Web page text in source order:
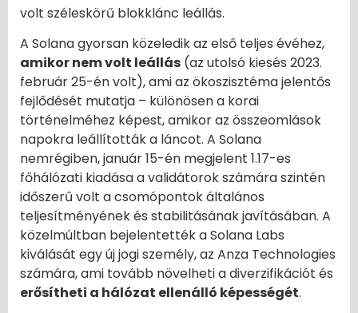
volt széleskörű blokklánc leállás.
A Solana gyorsan közeledik az első teljes évéhez,
amikor nem volt leállás (az utolsó kiesés 2023.
február 25-én volt), ami az ökoszisztéma jelentős
fejlődését mutatja – különösen a korai
történelméhez képest, amikor az összeomlások
napokra leállították a láncot. A Solana
nemrégiben, január 15-én megjelent 1.17-es
főhálózati kiadása a validátorok számára szintén
időszerű volt a csomópontok általános
teljesítményének és stabilitásának javításában. A
közelmúltban bejelentették a Solana Labs
kiválását egy új jogi személy, az Anza Technologies
számára, ami tovább növelheti a diverzifikációt és
erősítheti a hálózat ellenálló képességét.